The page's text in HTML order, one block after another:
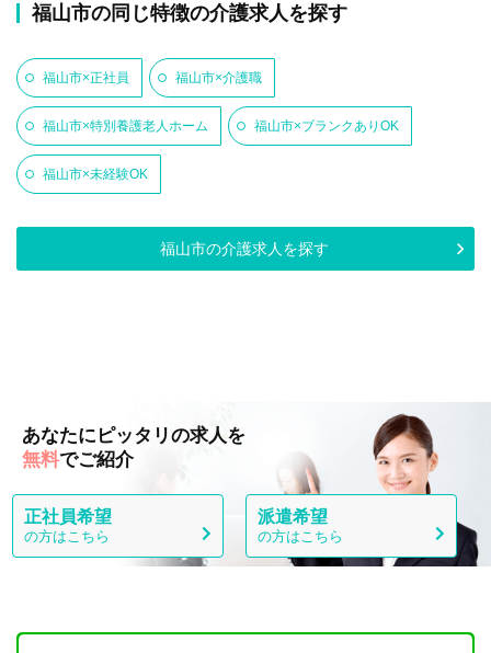
福山市の同じ特徴の介護求人を探す
福山市×正社員 福山市×介護職
福山市×特別養護老人ホーム 福山市×ブランクありOK
福山市×未経験OK
福山市の介護求人を探す
あなたにピッタリの求人を
無料でご紹介
正社員希望
の方はこちら
派遣希望
の方はこちら